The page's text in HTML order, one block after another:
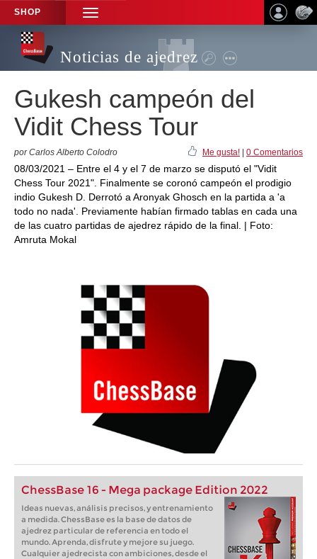
SHOP
TOGGLE
NAVIGATION
Noticias de ajedrez
Gukesh campeón del
Vidit Chess Tour
por Carlos Alberto Colodro Me gusta! 0 Comentarios
08/03/2021 – Entre el 4 y el 7 de marzo se disputó el "Vidit
Chess Tour 2021". Finalmente se coronó campeón el prodigio
indio Gukesh D. Derrotó a Aronyak Ghosch en la partida a 'a
todo no nada'. Previamente habían firmado tablas en cada una
de las cuatro partidas de ajedrez rápido de la final. | Foto:
Amruta Mokal
ChessBase 16 - Mega package Edition 2022
Ideas nuevas, análisis precisos, y entrenamiento
a medida. ChessBase es la base de datos de
ajedrez particular de referencia en todo el
mundo. Aprenda, disfrute y mejore su juego.
Cualquier ajedrecista con ambiciones, desde el